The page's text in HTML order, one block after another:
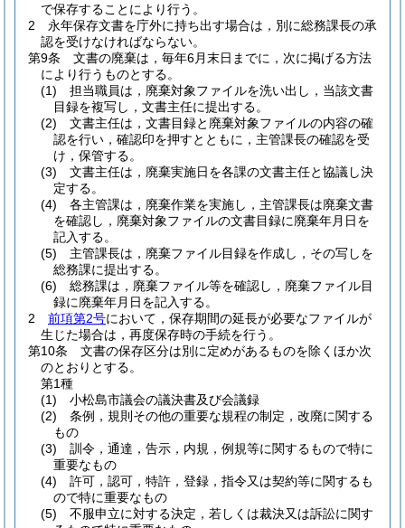
で保存することにより行う。
2
永年保存文書を庁外に持ち出す場合は，別に総務課長の承
認を受けなければならない。
第9条
文書の廃棄は，毎年6月末日までに，次に掲げる方法
により行うものとする。
(1)
担当職員は，廃棄対象ファイルを洗い出し，当該文書
目録を複写し，文書主任に提出する。
(2)
文書主任は，文書目録と廃棄対象ファイルの内容の確
認を行い，確認印を押すとともに，主管課長の確認を受
け，保管する。
(3)
文書主任は，廃棄実施日を各課の文書主任と協議し決
定する。
(4)
各主管課は，廃棄作業を実施し，主管課長は廃棄文書
を確認し，廃棄対象ファイルの文書目録に廃棄年月日を
記入する。
(5)
主管課長は，廃棄ファイル目録を作成し，その写しを
総務課に提出する。
(6)
総務課は，廃棄ファイル等を確認し，廃棄ファイル目
録に廃棄年月日を記入する。
2
前項第2号において，保存期間の延長が必要なファイルが
生じた場合は，再度保存時の手続を行う。
第10条
文書の保存区分は別に定めがあるものを除くほか次
のとおりとする。
第1種
(1) 小松島市議会の議決書及び会議録
(2) 条例，規則その他の重要な規程の制定，改廃に関する
もの
(3) 訓令，通達，告示，内規，例規等に関するもので特に
重要なもの
(4) 許可，認可，特許，登録，指令又は契約等に関するも
ので特に重要なもの
(5) 不服申立に対する決定，若しくは裁決又は訴訟に関す